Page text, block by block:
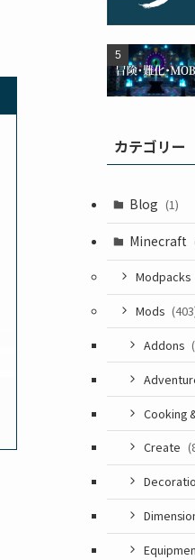
カテゴリー
Blog (1)
Minecraft
Modpacks
Mods
Addons
Cooking
Create